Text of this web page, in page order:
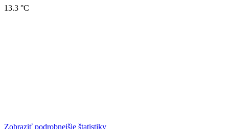
13.3 °C
Zobraziť podrobnejšie štatistiky